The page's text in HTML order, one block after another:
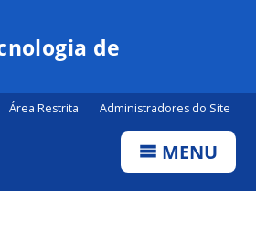
Canais
de
Área Restrita Administradores do Site
MENU